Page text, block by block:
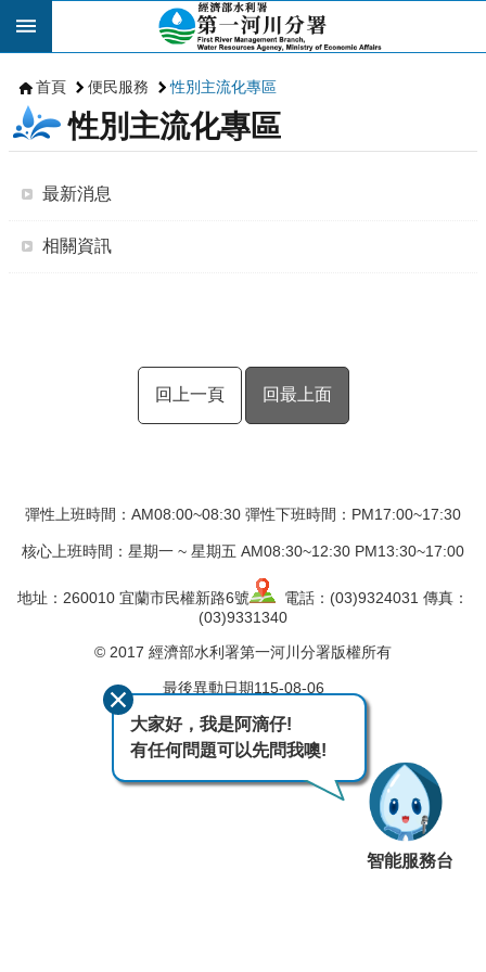
跳到主要內容區塊
首頁 便民服務 性別主流化專區
性別主流化專區
最新消息
相關資訊
回上一頁 回最上面
彈性上班時間：AM08:00~08:30 彈性下班時間：PM17:00~17:30
核心上班時間：星期一 ~ 星期五 AM08:30~12:30 PM13:30~17:00
地址：260010 宜蘭市民權新路6號
電話：(03)9324031 傳真：
(03)9331340
© 2017 經濟部水利署第一河川分署版權所有
最後異動日期115-08-06
瀏覽人次439
大家好，我是阿滴仔!
有任何問題可以先問我噢!
智能服務台